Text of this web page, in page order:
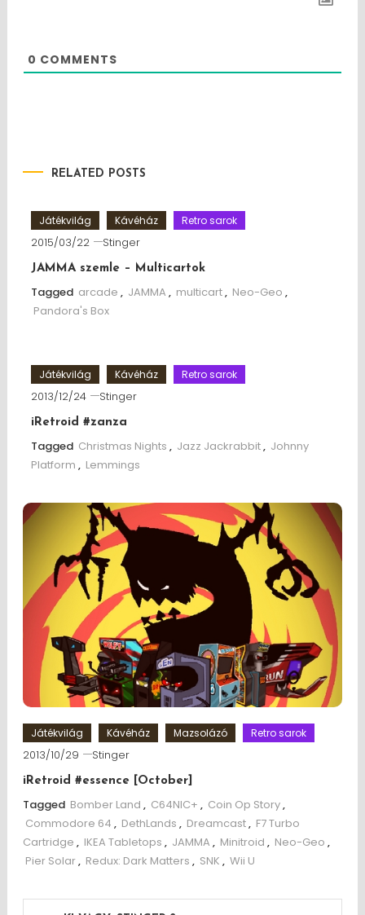
0 COMMENTS
RELATED POSTS
Játékvilág Kávéház Retro sarok
2015/03/22 Stinger
JAMMA szemle – Multicartok
Tagged arcade , JAMMA , multicart, Neo-Geo ,
Pandora's Box
Játékvilág Kávéház Retro sarok
2013/12/24 Stinger
iRetroid #zanza
Tagged Christmas Nights , Jazz Jackrabbit, Johnny
Platform , Lemmings
Játékvilág Kávéház Mazsolázó Retro sarok
2013/10/29 Stinger
iRetroid #essence [October]
Tagged Bomber Land , C64NIC+ , Coin Op Story,
Commodore 64 , DethLands , Dreamcast, F7 Turbo
Cartridge , IKEA Tabletops , JAMMA , Minitroid , Neo-Geo ,
Pier Solar, Redux: Dark Matters , SNK , Wii U